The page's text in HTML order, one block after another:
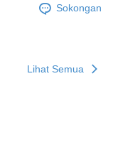
Sokongan
Lihat Semua